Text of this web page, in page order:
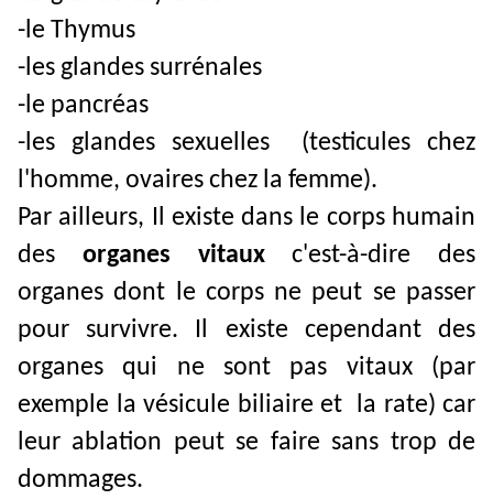
-le Thymus
-les glandes surrénales
-le pancréas
-les glandes sexuelles (testicules chez
l'homme, ovaires chez la femme).
Par ailleurs, Il existe dans le corps humain
des organes vitauxc'est-à-dire des
organes dont le corps ne peut se passer
pour survivre. Il existe cependant des
organes qui ne sont pas vitaux (par
exemple la vésicule biliaire et la rate) car
leur ablation peut se faire sans trop de
dommages.